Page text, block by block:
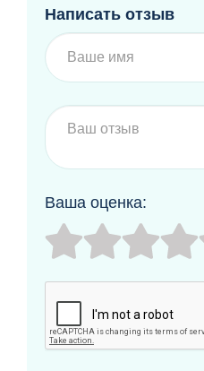
Написать отзыв
Ваша оценка: